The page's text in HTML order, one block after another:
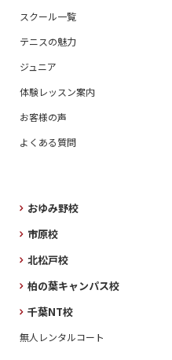
スクール一覧
テニスの魅力
ジュニア
体験レッスン案内
お客様の声
よくある質問
おゆみ野校
市原校
北松戸校
柏の葉キャンパス校
千葉NT校
無人レンタルコート